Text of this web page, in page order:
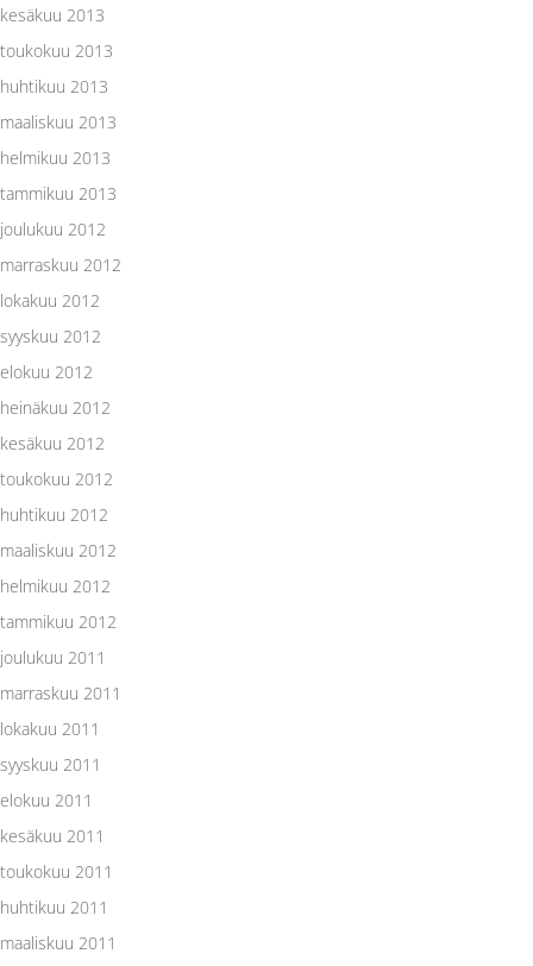
kesäkuu 2013
toukokuu 2013
huhtikuu 2013
maaliskuu 2013
helmikuu 2013
tammikuu 2013
joulukuu 2012
marraskuu 2012
lokakuu 2012
syyskuu 2012
elokuu 2012
heinäkuu 2012
kesäkuu 2012
toukokuu 2012
huhtikuu 2012
maaliskuu 2012
helmikuu 2012
tammikuu 2012
joulukuu 2011
marraskuu 2011
lokakuu 2011
syyskuu 2011
elokuu 2011
kesäkuu 2011
toukokuu 2011
huhtikuu 2011
maaliskuu 2011